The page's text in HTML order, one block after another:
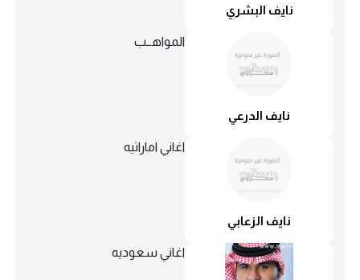
نايف البشري
نايف الدرعي
المواهــب
نايف الزعابي
اغاني اماراتيه
اغاني سعوديه